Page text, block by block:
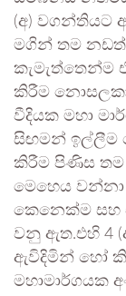
(අ) වගන්තියට
මගින් තම
කැමැත්තෙන්ම
කිරීම නොසලකා
වීදියක මහා
සිඟමන් ඉල්ලීම
කිරීම පිණිස
මෙහෙය
කෙනෙක්ම සහ
වනු ඇත.එහි 4
ඇවිදිමින් හෝ
මහාමාර්ගයක